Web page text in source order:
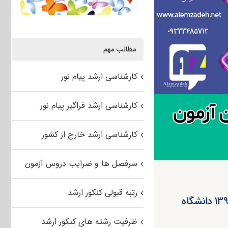
انتشار راهنمای ثبت نام پذیرفته شدگان ارشد بدون آزمون بهمن ۱۳۹۸ دانشگاه
مطالب مهم
کارشناسی ارشد پیام نور
کارشناسی ارشد فراگیر پیام نور
کارشناسی ارشد خارج از کشور
سرفصل ها و ضرایب دروس آزمون
رتبه قبولی کنکور ارشد
ظرفیت رشته های کنکور ارشد